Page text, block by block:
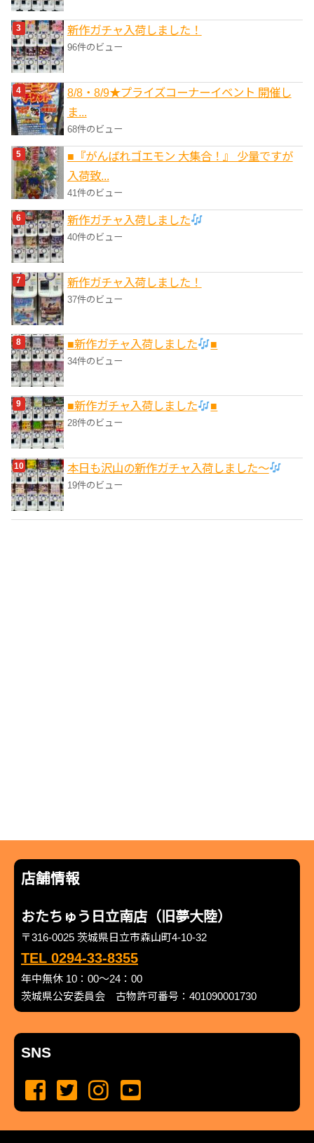
新作ガチャ入荷しました！
96件のビュー
8/8・8/9★プライズコーナーイベント 開催し
ま...
68件のビュー
■『がんばれゴエモン 大集合！』 少量ですが
入荷致...
41件のビュー
新作ガチャ入荷しました
40件のビュー
新作ガチャ入荷しました！
37件のビュー
■新作ガチャ入荷しました ■
34件のビュー
■新作ガチャ入荷しました ■
28件のビュー
本日も沢山の新作ガチャ入荷しました〜
19件のビュー
店舗情報
おたちゅう日立南店（旧夢大陸）
〒316-0025 茨城県日立市森山町4-10-32
TEL 0294-33-8355
年中無休 10：00～24：00
茨城県公安委員会 古物許可番号：401090001730
SNS